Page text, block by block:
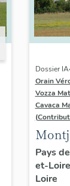
Dossier
Orain
Vozza
Cavaca
Pays
et-Loire
Loire